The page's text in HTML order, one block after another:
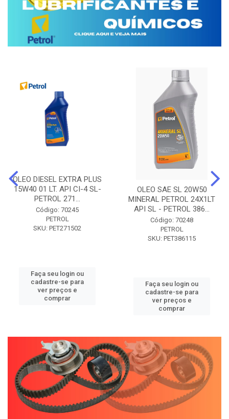
OLEO DIESEL EXTRA PLUS
15W40 01 LT. API CI-4 SL-
PETROL 271...
Código: 70245
PETROL
SKU: PET271502
Faça seu login ou
cadastre-se para
ver preços e
comprar
OLEO SAE SL 20W50
MINERAL PETROL 24X1LT
API SL - PETROL 386...
Código: 70248
PETROL
SKU: PET386115
Faça seu login ou
cadastre-se para
ver preços e
comprar